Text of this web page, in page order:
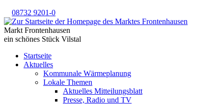
08732 9201-0
Markt Frontenhausen
ein schönes Stück Vilstal
Startseite
Aktuelles
Kommunale Wärmeplanung
Lokale Themen
Aktuelles Mitteilungsblatt
Presse, Radio und TV